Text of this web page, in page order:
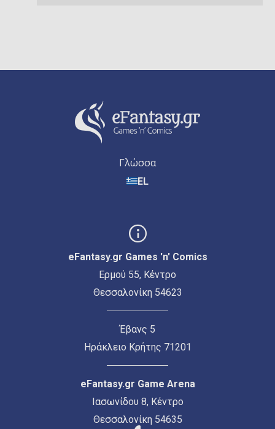
Γλώσσα
EL
eFantasy.gr Games 'n' Comics
Ερμού 55, Κέντρο
Θεσσαλονίκη 54623
Έβανς 5
Ηράκλειο Κρήτης 71201
eFantasy.gr Game Arena
Ιασωνίδου 8, Κέντρο
Θεσσαλονίκη 54635